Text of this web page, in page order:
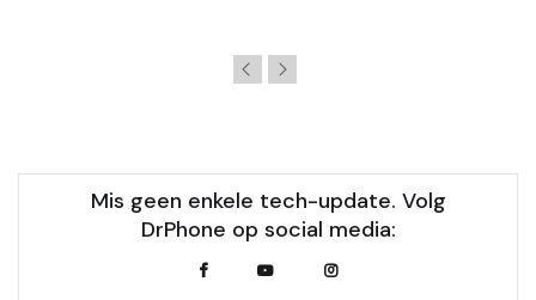
Mis geen enkele tech-update. Volg
DrPhone op social media: